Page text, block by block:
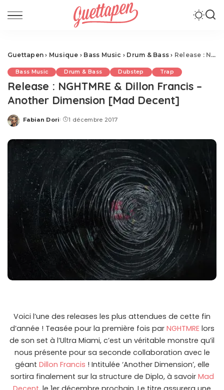
Guettapen › Musique › Bass Music › Drum & Bass › Release : NGHTMRE & Dillon Francis – Another Dimension [Mad Decent]
Bass Music Drum & Bass Dubstep Trap
Release : NGHTMRE & Dillon Francis –
Another Dimension [Mad Decent]
Posted
Fabian Dori 1 décembre 2017
Voici l’une des releases les plus attendues de cette fin
d’année ! Teasée pour la première fois par NGHTMRElors
de son set à l’Ultra Miami, c’est un véritable monstre qu’il
nous présente pour sa seconde collaboration avec le
géant Dillon Francis ! Intitulée ‘Another Dimension’, elle
sortira finalement sur la structure de Diplo, à savoir Mad